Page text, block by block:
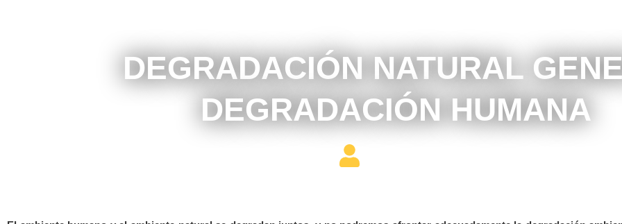
DEGRADACIÓN NATURAL
DEGRADACIÓN HUMANA